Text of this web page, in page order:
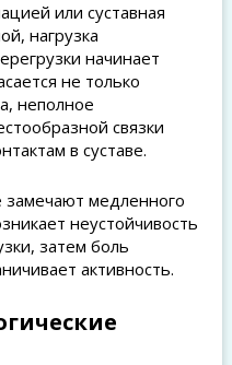
или суставная
нагрузка
начинает
не только
неполное
связки
в суставе.
медленного
неустойчивость
затем боль
активность.